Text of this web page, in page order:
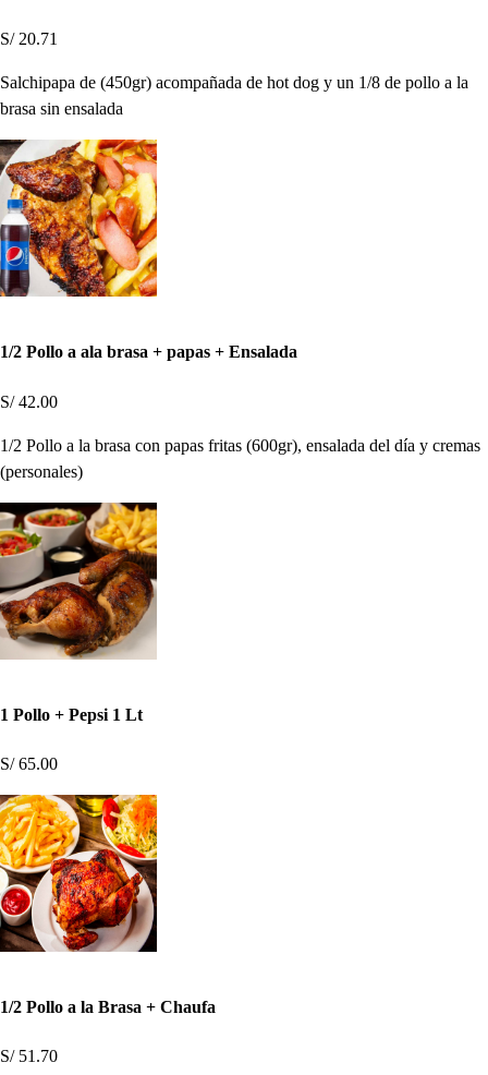
S/ 20.71
Salchipapa de (450gr) acompañada de hot dog y un 1/8 de pollo a la
brasa sin ensalada
1/2 Pollo a ala brasa + papas + Ensalada
S/ 42.00
1/2 Pollo a la brasa con papas fritas (600gr), ensalada del día y cremas
(personales)
1 Pollo + Pepsi 1 Lt
S/ 65.00
1/2 Pollo a la Brasa + Chaufa
S/ 51.70